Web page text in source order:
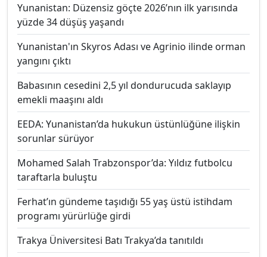
Yunanistan: Düzensiz göçte 2026’nın ilk yarısında
yüzde 34 düşüş yaşandı
Yunanistan'ın Skyros Adası ve Agrinio ilinde orman
yangını çıktı
Babasının cesedini 2,5 yıl dondurucuda saklayıp
emekli maaşını aldı
EEDA: Yunanistan’da hukukun üstünlüğüne ilişkin
sorunlar sürüyor
Mohamed Salah Trabzonspor’da: Yıldız futbolcu
taraftarla buluştu
Ferhat’ın gündeme taşıdığı 55 yaş üstü istihdam
programı yürürlüğe girdi
Trakya Üniversitesi Batı Trakya’da tanıtıldı